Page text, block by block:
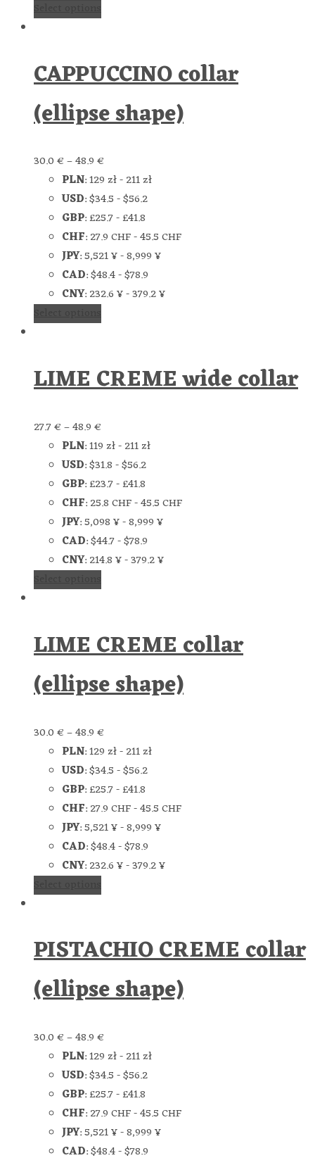
CAPPUCCINO collar
(ellipse shape)
30.0€–48.9€
PLN:129 zł-211 zł
USD:$34.5-$56.2
GBP:£25.7-£41.8
CHF:27.9 CHF-45.5 CHF
JPY:5,521 ¥-8,999 ¥
CAD:$48.4-$78.9
CNY:232.6 ¥-379.2 ¥
LIME CREME wide collar
27.7€–48.9€
PLN:119 zł-211 zł
USD:$31.8-$56.2
GBP:£23.7-£41.8
CHF:25.8 CHF-45.5 CHF
JPY:5,098 ¥-8,999 ¥
CAD:$44.7-$78.9
CNY:214.8 ¥-379.2 ¥
LIME CREME collar
(ellipse shape)
30.0€–48.9€
PLN:129 zł-211 zł
USD:$34.5-$56.2
GBP:£25.7-£41.8
CHF:27.9 CHF-45.5 CHF
JPY:5,521 ¥-8,999 ¥
CAD:$48.4-$78.9
CNY:232.6 ¥-379.2 ¥
PISTACHIO CREME collar
(ellipse shape)
30.0€–48.9€
PLN:129 zł-211 zł
USD:$34.5-$56.2
GBP:£25.7-£41.8
CHF:27.9 CHF-45.5 CHF
JPY:5,521 ¥-8,999 ¥
CAD:$48.4-$78.9